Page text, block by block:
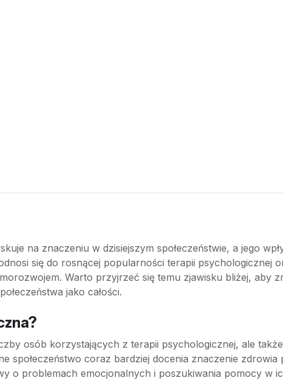
na znaczeniu w dzisiejszym społeczeństwie, a jego
się do rosnącej popularności terapii psychologicznej
Warto przyjrzeć się temu zjawisku bliżej, aby
jako całości.
osób korzystających z terapii psychologicznej, ale
społeczeństwo coraz bardziej docenia znaczenie
o problemach emocjonalnych i poszukiwania pomocy w